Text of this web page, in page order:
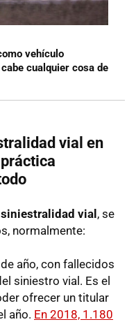
vehículo
cualquier cosa de
vial en
vial, se
normalmente:
año, con fallecidos
siniestro vial. Es el
ofrecer un titular
año. En 2018, 1.180